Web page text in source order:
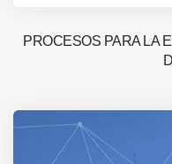
PROCESOS PARA LA